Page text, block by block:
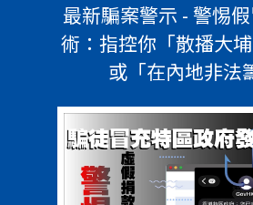
最新騙案警示 - 警惕
術：指控你「散播大埔
或「在內地非法